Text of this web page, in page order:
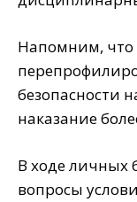
Напомним, что
безопасности
наказание
В ходе личных
вопросы